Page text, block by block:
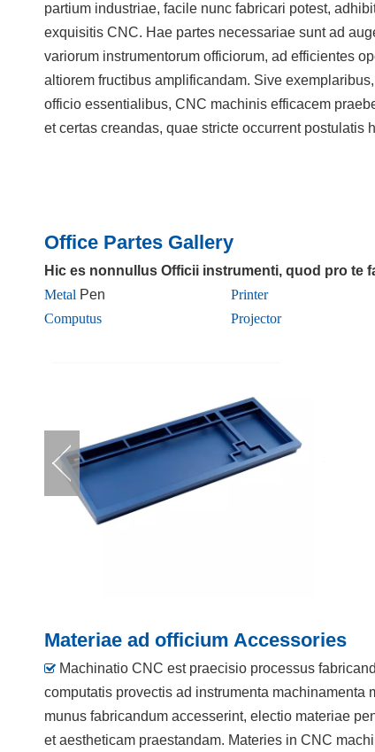
partium industriae, facile nunc fabricari potest,
exquisitis CNC. Hae partes necessariae sunt ad
variorum instrumentorum officiorum, ad efficientes
altiorem fructibus amplificandam. Sive
officio essentialibus, CNC machinis efficacem
et certas creandas, quae stricte occurrent postulatis
Office Partes Gallery
Hic es nonnullus Officii instrumenti, quod pro te
Metal Pen Printer​
Computus Projector​
Materiae ad officium Accessories
 Machinatio CNC est praecisio processus
computatis provectis ad instrumenta machinamenta
munus fabricandum accesserint, electio materiae
et aestheticam praestandam. Materies in CNC